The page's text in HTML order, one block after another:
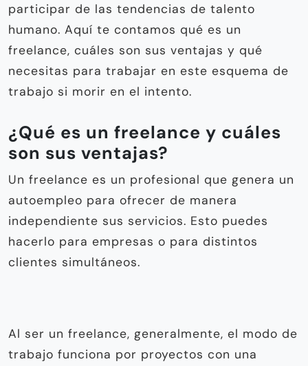
participar de las tendencias de talento
humano. Aquí te contamos qué es un
freelance, cuáles son sus ventajas y qué
necesitas para trabajar en este esquema de
trabajo si morir en el intento.
¿Qué es un freelance y cuáles
son sus ventajas?
Un freelance es un profesional que genera un
autoempleo para ofrecer de manera
independiente sus servicios. Esto puedes
hacerlo para empresas o para distintos
clientes simultáneos.
Al ser un freelance, generalmente, el modo de
trabajo funciona por proyectos con una